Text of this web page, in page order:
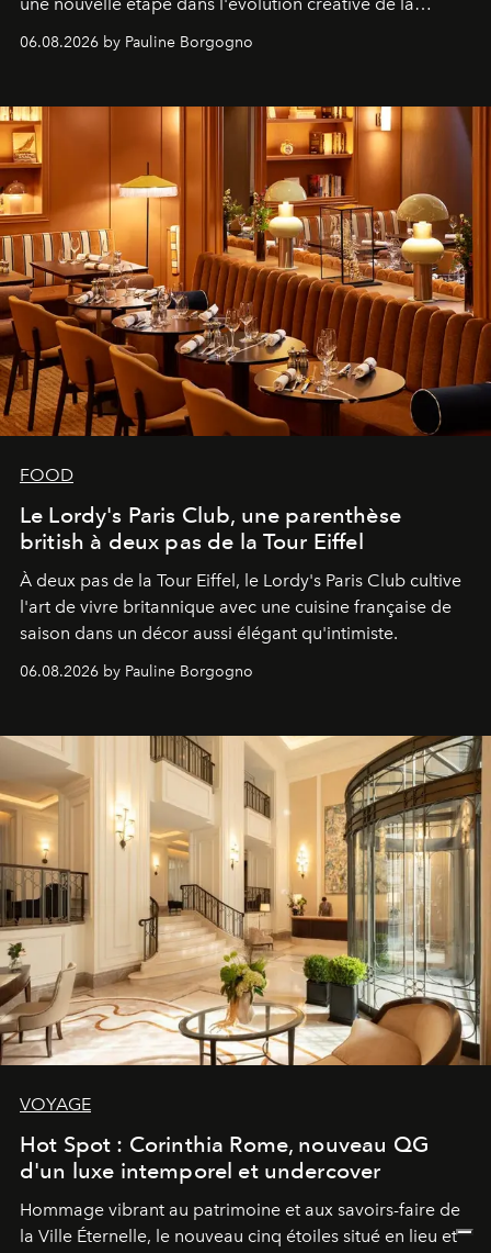
06.08.2026 by Pauline Borgogno
FOOD
Le Lordy's Paris Club, une parenthèse
british à deux pas de la Tour Eiffel
À deux pas de la Tour Eiffel, le Lordy's Paris Club cultive
l'art de vivre britannique avec une cuisine française de
saison dans un décor aussi élégant qu'intimiste.
06.08.2026 by Pauline Borgogno
VOYAGE
Hot Spot : Corinthia Rome, nouveau QG
d'un luxe intemporel et undercover
Hommage vibrant au patrimoine et aux savoirs-faire de
la Ville Éternelle, le nouveau cinq étoiles situé en lieu et